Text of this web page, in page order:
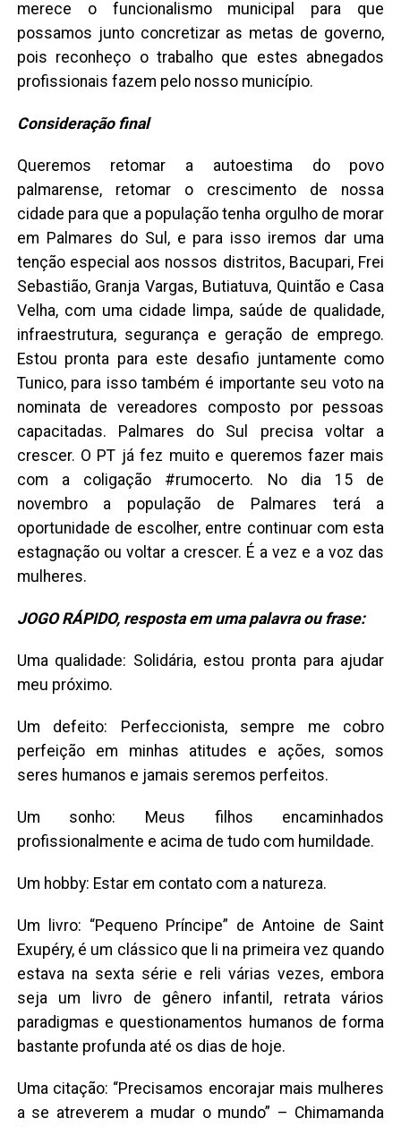
merece o funcionalismo municipal para que
possamos junto concretizar as metas de governo,
pois reconheço o trabalho que estes abnegados
profissionais fazem pelo nosso município.
Consideração final
Queremos retomar a autoestima do povo
palmarense, retomar o crescimento de nossa
cidade para que a população tenha orgulho de morar
em Palmares do Sul, e para isso iremos dar uma
tenção especial aos nossos distritos, Bacupari, Frei
Sebastião, Granja Vargas, Butiatuva, Quintão e Casa
Velha, com uma cidade limpa, saúde de qualidade,
infraestrutura, segurança e geração de emprego.
Estou pronta para este desafio juntamente como
Tunico, para isso também é importante seu voto na
nominata de vereadores composto por pessoas
capacitadas. Palmares do Sul precisa voltar a
crescer. O PT já fez muito e queremos fazer mais
com a coligação #rumocerto. No dia 15 de
novembro a população de Palmares terá a
oportunidade de escolher, entre continuar com esta
estagnação ou voltar a crescer. É a vez e a voz das
mulheres.
JOGO RÁPIDO, resposta em uma palavra ou frase:
Uma qualidade: Solidária, estou pronta para ajudar
meu próximo.
Um defeito: Perfeccionista, sempre me cobro
perfeição em minhas atitudes e ações, somos
seres humanos e jamais seremos perfeitos.
Um sonho: Meus filhos encaminhados
profissionalmente e acima de tudo com humildade.
Um hobby: Estar em contato com a natureza.
Um livro: “Pequeno Príncipe” de Antoine de Saint
Exupéry, é um clássico que li na primeira vez quando
estava na sexta série e reli várias vezes, embora
seja um livro de gênero infantil, retrata vários
paradigmas e questionamentos humanos de forma
bastante profunda até os dias de hoje.
Uma citação: “Precisamos encorajar mais mulheres
a se atreverem a mudar o mundo” – Chimamanda